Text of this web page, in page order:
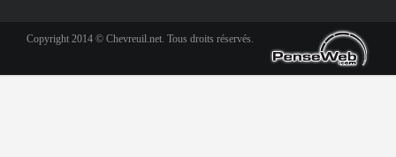
Copyright 2014 © Chevreuil.net. Tous droits réservés.